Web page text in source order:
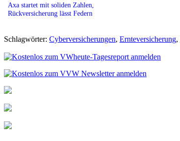
Axa startet mit soliden Zahlen,
Rückversicherung lässt Federn
Schlagwörter: Cyberversicherungen, Ernteversicherung,